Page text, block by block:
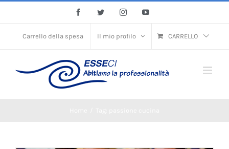
content
FacebookTwitter InstagramYouTube
Carrello della spesa Il mio profilo CARRELLO